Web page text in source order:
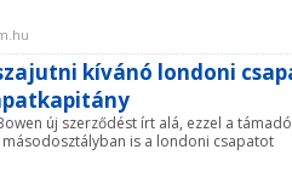
kívánó londoni
új szerződést írt alá, ezzel a támadó
is a londoni csapatot